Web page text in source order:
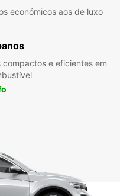
económicos aos de luxo
compactos e eficientes em